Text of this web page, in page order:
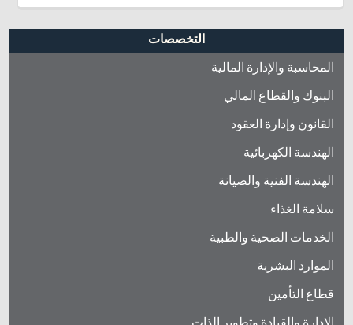
التخصصات
المحاسبة والإدارة المالية
البنوك والقطاع المالي
القانون وإدارة العقود
الهندسة الكهربائية
الهندسة الفنية والصيانة
سلامة الغذاء
الخدمات الصحية والطبية
الموارد البشرية
قطاع التأمين